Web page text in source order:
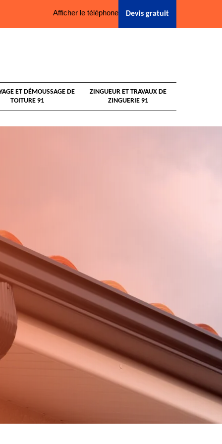
Afficher le téléphone Devis gratuit
ET DÉMOUSSAGE DE
TOITURE 91
ZINGUEUR ET TRAVAUX DE
ZINGUERIE 91